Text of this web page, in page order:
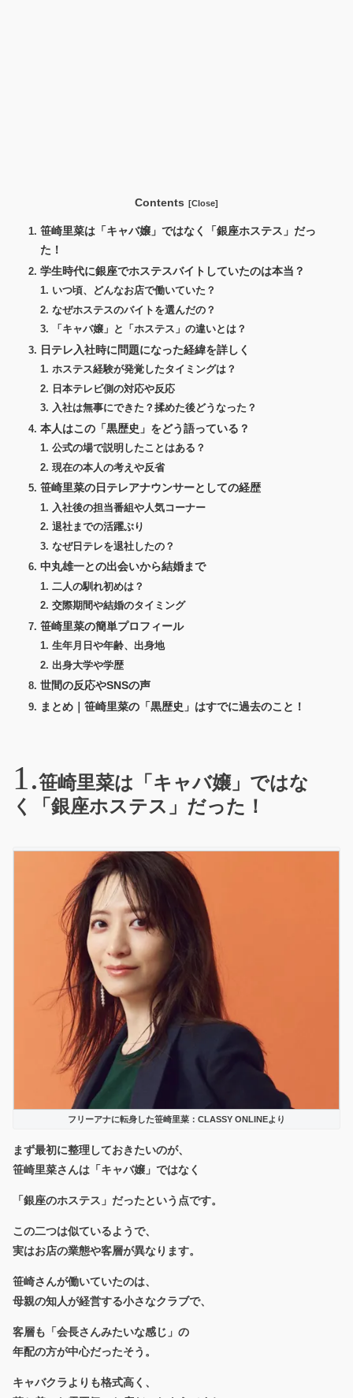
Contents
笹崎里菜は「キャバ嬢」ではなく「銀座ホステス」だっ
た！
学生時代に銀座でホステスバイトしていたのは本当？
いつ頃、どんなお店で働いていた？
なぜホステスのバイトを選んだの？
「キャバ嬢」と「ホステス」の違いとは？
日テレ入社時に問題になった経緯を詳しく
ホステス経験が発覚したタイミングは？
日本テレビ側の対応や反応
入社は無事にできた？揉めた後どうなった？
本人はこの「黒歴史」をどう語っている？
公式の場で説明したことはある？
現在の本人の考えや反省
笹崎里菜の日テレアナウンサーとしての経歴
入社後の担当番組や人気コーナー
退社までの活躍ぶり
なぜ日テレを退社したの？
中丸雄一との出会いから結婚まで
二人の馴れ初めは？
交際期間や結婚のタイミング
笹崎里菜の簡単プロフィール
生年月日や年齢、出身地
出身大学や学歴
世間の反応やSNSの声
まとめ｜笹崎里菜の「黒歴史」はすでに過去のこと！
笹崎里菜は「キャバ嬢」ではな
く「銀座ホステス」だった！
フリーアナに転身した笹崎里菜：CLASSY ONLINEより
まず最初に整理しておきたいのが、
笹崎里菜さんは「キャバ嬢」ではなく
「銀座のホステス」だったという点です。
この二つは似ているようで、
実はお店の業態や客層が異なります。
笹崎さんが働いていたのは、
母親の知人が経営する小さなクラブで、
客層も「会長さんみたいな感じ」の
年配の方が中心だったそう。
キャバクラよりも格式高く、